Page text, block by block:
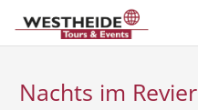
Nachts im Revier